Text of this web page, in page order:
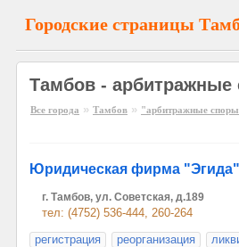
Городские страницы
Тамбов - арбитражные
Все города » Тамбов » "арбитражные
Юридическая фирма "Эгида"
г. Тамбов, ул. Советская, д.189
тел: (4752) 536-444, 260-264
регистрация
реорганизация